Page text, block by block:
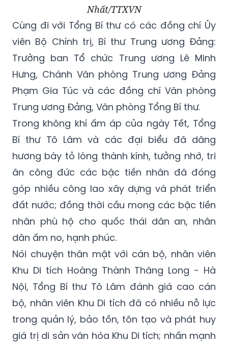
Nhất/TTXVN
Cùng đi với Tổng Bí thư có các đồng chí Ủy
viên Bộ Chính trị, Bí thư Trung ương Đảng:
Trưởng ban Tổ chức Trung ương Lê Minh
Hưng, Chánh Văn phòng Trung ương Đảng
Phạm Gia Túc và các đồng chí Văn phòng
Trung ương Đảng, Văn phòng Tổng Bí thư.
Trong không khí ấm áp của ngày Tết, Tổng
Bí thư Tô Lâm và các đại biểu đã dâng
hương bày tỏ lòng thành kính, tưởng nhớ, tri
ân công đức các bậc tiền nhân đã đóng
góp nhiều công lao xây dựng và phát triển
đất nước; đồng thời cầu mong các bậc tiền
nhân phù hộ cho quốc thái dân an, nhân
dân ấm no, hạnh phúc.
Nói chuyện thân mật với cán bộ, nhân viên
Khu Di tích Hoàng Thành Thăng Long - Hà
Nội, Tổng Bí thư Tô Lâm đánh giá cao cán
bộ, nhân viên Khu Di tích đã có nhiều nỗ lực
trong quản lý, bảo tồn, tôn tạo và phát huy
giá trị di sản văn hóa Khu Di tích; nhấn mạnh